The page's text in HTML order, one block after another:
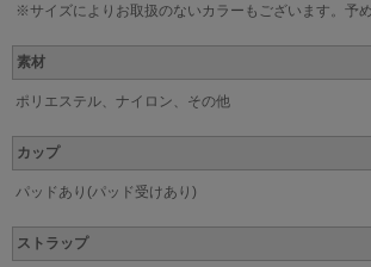
※サイズによりお取扱のないカラーもございます。予
素材
ポリエステル、ナイロン、その他
カップ
パッドあり(パッド受けあり)
ストラップ